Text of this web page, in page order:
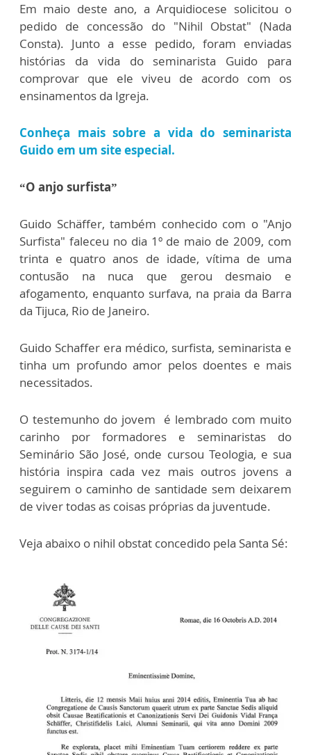
Em maio deste ano, a Arquidiocese solicitou o
pedido de concessão do "Nihil Obstat" (Nada
Consta). Junto a esse pedido, foram enviadas
histórias da vida do seminarista Guido para
comprovar que ele viveu de acordo com os
ensinamentos da Igreja.
Conheça mais sobre a vida do seminarista
Guido em um site especial.
“O anjo surfista”
Guido Schäffer, também conhecido com o "Anjo
Surfista" faleceu no dia 1º de maio de 2009, com
trinta e quatro anos de idade, vítima de uma
contusão na nuca que gerou desmaio e
afogamento, enquanto surfava, na praia da Barra
da Tijuca, Rio de Janeiro.
Guido Schaffer era médico, surfista, seminarista e
tinha um profundo amor pelos doentes e mais
necessitados.
O testemunho do jovem é lembrado com muito
carinho por formadores e seminaristas do
Seminário São José, onde cursou Teologia, e sua
história inspira cada vez mais outros jovens a
seguirem o caminho de santidade sem deixarem
de viver todas as coisas próprias da juventude.
Veja abaixo o nihil obstat concedido pela Santa Sé: